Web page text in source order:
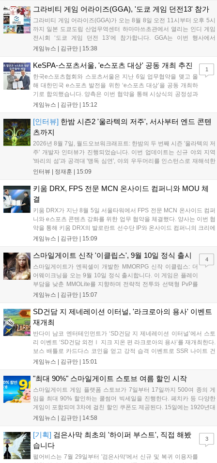
을 개선 중이며, 상세 정보는 스팀 페이지에서 확인 가능합니다....
그라비티 게임 어라이즈(GGA), '도쿄 게임 던전13' 참가
그라비티 게임 어라이즈(GGA)가 오는 8월 8일 오전 11시부터 오후 5시
까지 일본 도쿄도립 산업무역센터 하마마쓰초관에서 열리는 인디 게임
전시회 ‘도쿄 게임 던전 13’에 참가합니다. GGA는 이번 행사에서
‘JALECO ARCADE COLLECTION’ 시리즈의 미공개 작품 12종을 최초
입니다. 시연 참여 관람객에게는 선착순으로 특별 굿즈를 증정하며, 인
디 게임 생태계 활성화와 신규 타이틀 반응 확인을 목표로 합니다....
게임뉴스 | 김규만 15:38
KeSPA-스포츠서울, 'e스포츠 대상' 공동 개최 추진
한국e스포츠협회와 스포츠서울은 지난 6일 업무협약을 맺고 올
해 대한민국 e스포츠 발전을 위한 ‘e스포츠 대상’을 공동 개최하
기로 합의했습니다. 양측은 이번 협약을 통해 시상식의 공정성과
전문성을 강화하고 MZ세대를 겨냥한 미디어 영향력을 확대해 e
김영만 회장은 10년 만에 재추진되는 이번 시상식이 e스포츠의
성과와 가치를 널리 알리는 권위 있는 행사가 되도록 노력하겠다
고 밝혔습니다....
게임뉴스 | 김규만 15:12
1
[인터뷰] 한밤 시즌2 '울라텍의 저주', 서사부터 엔드 콘텐
츠까지
2026년 8월 7일, 월드오브워크래프트: 한밤의 두 번째 시즌 '울라텍의 저
주' 개발자 인터뷰가 진행되었습니다. 이번 업데이트는 신규 야외 지역
'똬리의 섬'과 공격대 '맹독 심연', 야외 우두머리를 인스턴스로 재해석한
'소굴'을 포함합니다. 개발진은 하우징 시스템 개선 및 신화+ 던전 로테이
를 표했습니다....
인터뷰 | 정재훈 15:09
키움 DRX, FPS 전문 MCN 온사이드 컴퍼니와 MOU 체
결
키움 DRX가 지난 8월 5일 서울타워에서 FPS 전문 MCN 온사이드 컴퍼
니와 e스포츠 콘텐츠 강화를 위한 업무 협약을 체결했다. 양사는 이번 협
약을 통해 키움 DRX의 발로란트 선수단 IP와 온사이드 컴퍼니의 크리에
이터 네트워크를 결합하여 정규 및 특별 콘텐츠를 공동 기획한다. 또한
오프라인 연계 프로그램을 순차적으로 선보이며 e스포츠 생태계 확장에
나설 계획이다....
게임뉴스 | 김규만 15:09
스마일게이트 신작 '이클립스', 9월 10일 정식 출시
스마일게이트가 엔픽셀이 개발한 MMORPG 신작 이클립스: 더
어웨이크닝을 오는 9월 10일 정식 출시합니다. 이 게임은 플레이
부담을 낮춘 MMOLite를 지향하며 전략적 전투와 선택형 PvP를
특징으로 합니다. 현재 공식 홈페이지와 앱 마켓에서 사전등록을
니다. 또한 카카오톡 채널 추가 시 주차별 스페셜 쿠폰과 한정 스
킨, 경품 이벤트 등 풍성한 혜택을 마련해 이용자들의 기대를 모
으고 있습니다....
게임뉴스 | 김규만 15:07
4
SD건담 지 제네레이션 이터널, '라크로아의 용사' 이벤트
재개최
반다이 남코 엔터테인먼트가 ‘SD건담 지 제네레이션 이터널’에서 스토
리 이벤트 ‘SD건담 외전Ⅰ 지크 지온 편 라크로아의 용사’를 재개최한다.
보스 배틀로 카드다스 코인을 얻고 강적 습격 이벤트로 SSR 나이트 건
담을 획득할 수 있다. 로그인 보너스로 최대 다이아 3,000개를 지급하며,
원 증정한다. 또한 9월 30일까지 공식 유튜브에서 특별 프로그램을 시청
할 수 있다....
게임뉴스 | 김규만 15:01
"최대 90%" 스마일게이트 스토브 여름 할인 시작
스마일게이트 게임 플랫폼 스토브가 7일부터 17일까지 500여 종의 게
임을 최대 90% 할인하는 쿨썸머 빅세일을 진행한다. 페치카 등 다양한
게임이 포함되며 3차에 걸친 할인 쿠폰도 제공된다. 15일에는 1920년대
경성 배경의 신작 그날의 신문이 출시되며, 15일부터 17일까지는 국내
은 공식 페이지에서 확인 가능하다....
게임뉴스 | 김규만 14:58
[기획] 검은사막 최초의 '하이퍼 부스트', 직접 해봤
습니다
펄어비스는 7월 29일부터 '검은사막'에서 신규 및 복귀 이용자를
3